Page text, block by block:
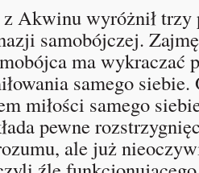
Akwinu wyróżnił trzy
samobójczej.
ma wykraczać
samego siebie.
miłości samego
pewne
ale już